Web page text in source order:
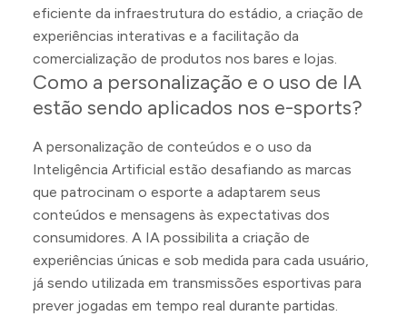
eficiente da infraestrutura do estádio, a criação de
experiências interativas e a facilitação da
comercialização de produtos nos bares e lojas.
Como a personalização e o uso de IA
estão sendo aplicados nos e-sports?
A personalização de conteúdos e o uso da
Inteligência Artificial estão desafiando as marcas
que patrocinam o esporte a adaptarem seus
conteúdos e mensagens às expectativas dos
consumidores. A IA possibilita a criação de
experiências únicas e sob medida para cada usuário,
já sendo utilizada em transmissões esportivas para
prever jogadas em tempo real durante partidas.